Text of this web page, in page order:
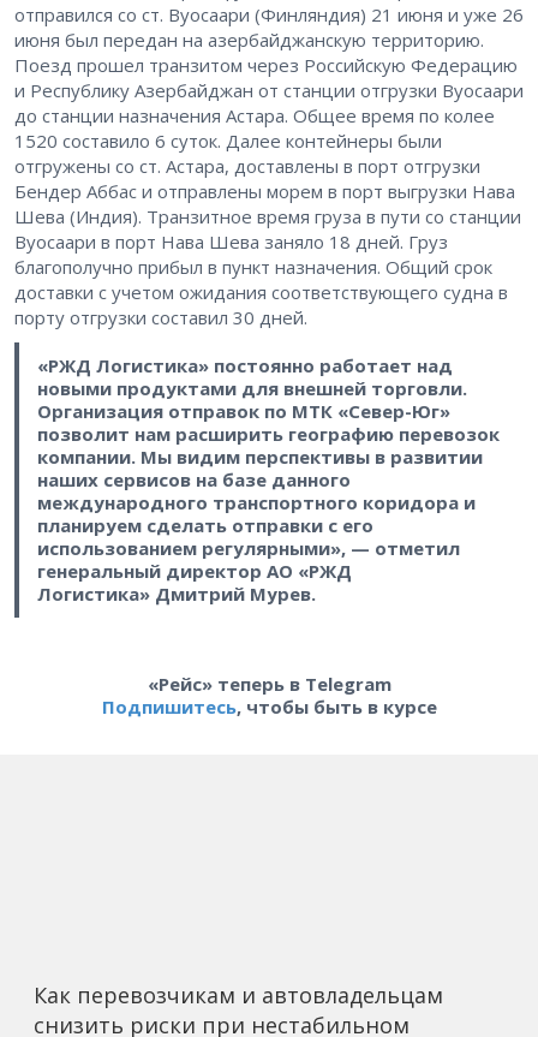
отправился со ст. Вуосаари (Финляндия) 21 июня и уже 26
июня был передан на азербайджанскую территорию.
Поезд прошел транзитом через Российскую Федерацию
и Республику Азербайджан от станции отгрузки Вуосаари
до станции назначения Астара. Общее время по колее
1520 составило 6 суток. Далее контейнеры были
отгружены со ст. Астара, доставлены в порт отгрузки
Бендер Аббас и отправлены морем в порт выгрузки Нава
Шева (Индия). Транзитное время груза в пути со станции
Вуосаари в порт Нава Шева заняло 18 дней. Груз
благополучно прибыл в пункт назначения. Общий срок
доставки с учетом ожидания соответствующего судна в
порту отгрузки составил 30 дней.
«РЖД Логистика» постоянно работает над
новыми продуктами для внешней торговли.
Организация отправок по МТК «Север-Юг»
позволит нам расширить географию перевозок
компании. Мы видим перспективы в развитии
наших сервисов на базе данного
международного транспортного коридора и
планируем сделать отправки с его
использованием регулярными», — отметил
генеральный директор АО «РЖД
Логистика» Дмитрий Мурев.
«Рейс» теперь в Telegram
Подпишитесь, чтобы быть в курсе
Как перевозчикам и автовладельцам
снизить риски при нестабильном